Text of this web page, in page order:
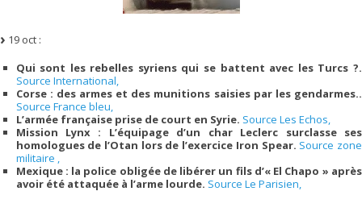
19 oct :
Qui sont les rebelles syriens qui se battent avec les Turcs ?.
Source International,
Corse : des armes et des munitions saisies par les gendarmes..
Source France bleu,
L’armée française prise de court en Syrie. Source Les Echos,
Mission Lynx : L’équipage d’un char Leclerc surclasse ses
homologues de l’Otan lors de l’exercice Iron Spear. Source zone
militaire ,
Mexique : la police obligée de libérer un fils d’« El Chapo » après
avoir été attaquée à l’arme lourde. Source Le Parisien,